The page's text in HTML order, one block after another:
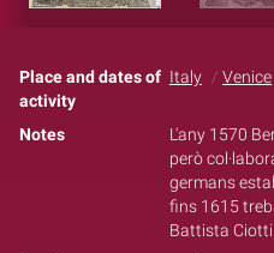
Place and dates of
activity
Italy Venice
Notes
L'any 1570
però
germans
fins 1615
Battista Ciotti